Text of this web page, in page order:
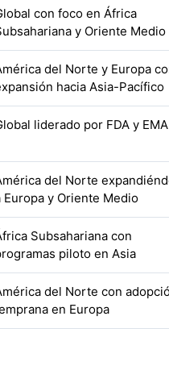
con foco en África
y Oriente Medio
del Norte y Europa
hacia Asia-Pacífico
liderado por FDA y EMA
del Norte
Europa y Oriente Medio
Subsahariana con
piloto en Asia
del Norte con
en Europa